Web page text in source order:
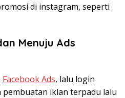
di instagram, seperti
Menuju Ads
Facebook Ads, lalu login
iklan terpadu lalu